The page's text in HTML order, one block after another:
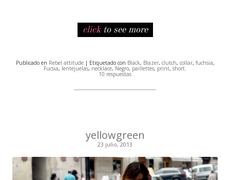
clickto see more
Publicado en Rebel attitude| Etiquetado con Black, Blazer, clutch, collar, fuchsia,
Fucsia, lentejuelas, necklace, Negro, paillettes, print, short.
10 respuestas
yellowgreen
23 julio, 2013